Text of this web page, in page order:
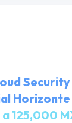
Security
Horizonte
125,000